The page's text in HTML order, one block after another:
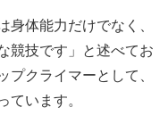
身体能力だけでなく、
競技です」と述べてお
プクライマーとして、
ています。